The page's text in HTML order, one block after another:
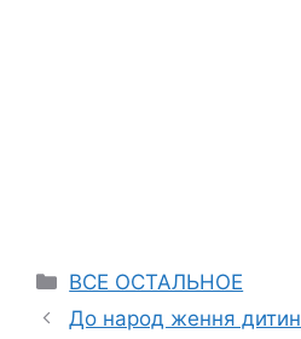
Categories
ВСЕ ОСТАЛЬНОЕ
До народ ження